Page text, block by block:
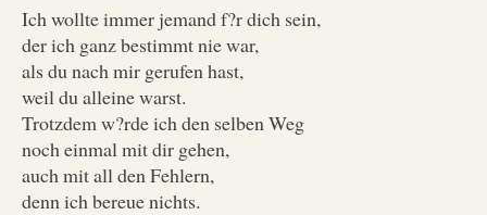
Ich wollte immer jemand f?r dich sein,
der ich ganz bestimmt nie war,
als du nach mir gerufen hast,
weil du alleine warst.
Trotzdem w?rde ich den selben Weg
noch einmal mit dir gehen,
auch mit all den Fehlern,
denn ich bereue nichts.